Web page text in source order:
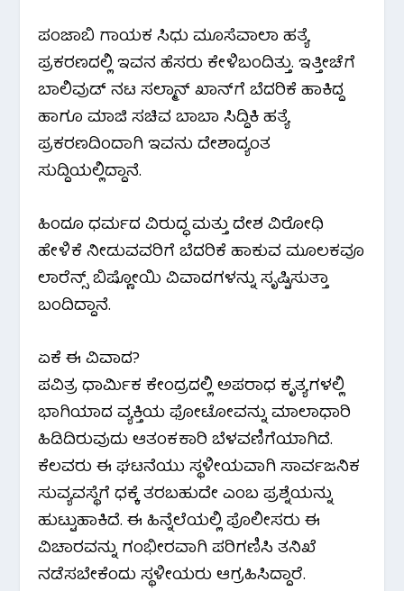
ಪಂಜಾಬಿ ಗಾಯಕ ಸಿಧು ಮೂಸೆವಾಲಾ ಹತ್ಯೆ
ಪ್ರಕರಣದಲ್ಲಿ ಇವನ ಹೆಸರು ಕೇಳಿಬಂದಿತ್ತು. ಇತ್ತೀಚೆಗೆ
ಬಾಲಿವುಡ್ ನಟ ಸಲ್ಮಾನ್ ಖಾನ್‌ಗೆ ಬೆದರಿಕೆ ಹಾಕಿದ್ದ
ಹಾಗೂ ಮಾಜಿ ಸಚಿವ ಬಾಬಾ ಸಿದ್ದಿಕಿ ಹತ್ಯೆ
ಪ್ರಕರಣದಿಂದಾಗಿ ಇವನು ದೇಶಾದ್ಯಂತ
ಸುದ್ದಿಯಲ್ಲಿದ್ದಾನೆ.
ಹಿಂದೂ ಧರ್ಮದ ವಿರುದ್ಧ ಮತ್ತು ದೇಶ ವಿರೋಧಿ
ಹೇಳಿಕೆ ನೀಡುವವರಿಗೆ ಬೆದರಿಕೆ ಹಾಕುವ ಮೂಲಕವೂ
ಲಾರೆನ್ಸ್ ಬಿಷ್ಣೋಯಿ ವಿವಾದಗಳನ್ನು ಸೃಷ್ಟಿಸುತ್ತಾ
ಬಂದಿದ್ದಾನೆ.
ಏಕೆ ಈ ವಿವಾದ?
ಪವಿತ್ರ ಧಾರ್ಮಿಕ ಕೇಂದ್ರದಲ್ಲಿ ಅಪರಾಧ ಕೃತ್ಯಗಳಲ್ಲಿ
ಭಾಗಿಯಾದ ವ್ಯಕ್ತಿಯ ಫೋಟೋವನ್ನು ಮಾಲಾಧಾರಿ
ಹಿಡಿದಿರುವುದು ಆತಂಕಕಾರಿ ಬೆಳವಣಿಗೆಯಾಗಿದೆ.
ಕೆಲವರು ಈ ಘಟನೆಯು ಸ್ಥಳೀಯವಾಗಿ ಸಾರ್ವಜನಿಕ
ಸುವ್ಯವಸ್ಥೆಗೆ ಧಕ್ಕೆ ತರಬಹುದೇ ಎಂಬ ಪ್ರಶ್ನೆಯನ್ನು
ಹುಟ್ಟುಹಾಕಿದೆ. ಈ ಹಿನ್ನೆಲೆಯಲ್ಲಿ ಪೊಲೀಸರು ಈ
ವಿಚಾರವನ್ನು ಗಂಭೀರವಾಗಿ ಪರಿಗಣಿಸಿ ತನಿಖೆ
ನಡೆಸಬೇಕೆಂದು ಸ್ಥಳೀಯರು ಆಗ್ರಹಿಸಿದ್ದಾರೆ.